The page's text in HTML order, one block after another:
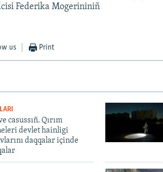
Federika Mogerininiñ
us Print
casussıñ. Qırım
devlet hainligi
daqqalar içinde